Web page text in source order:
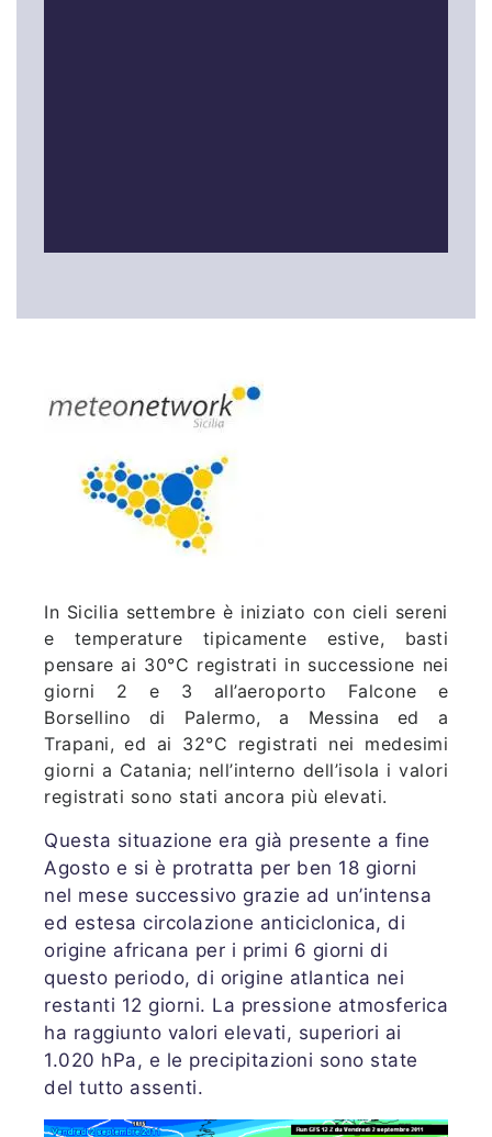
In Sicilia settembre è iniziato con cieli sereni
e temperature tipicamente estive, basti
pensare ai 30°C registrati in successione nei
giorni 2 e 3 all’aeroporto Falcone e
Borsellino di Palermo, a Messina ed a
Trapani, ed ai 32°C registrati nei medesimi
giorni a Catania; nell’interno dell’isola i valori
registrati sono stati ancora più elevati.
Questa situazione era già presente a fine
Agosto e si è protratta per ben 18 giorni
nel mese successivo grazie ad un’intensa
ed estesa circolazione anticiclonica, di
origine africana per i primi 6 giorni di
questo periodo, di origine atlantica nei
restanti 12 giorni. La pressione atmosferica
ha raggiunto valori elevati, superiori ai
1.020 hPa, e le precipitazioni sono state
del tutto assenti.